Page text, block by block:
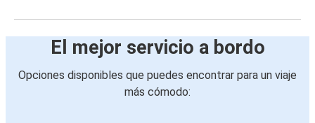
El mejor servicio a bordo
Opciones disponibles que puedes encontrar para un viaje
más cómodo: